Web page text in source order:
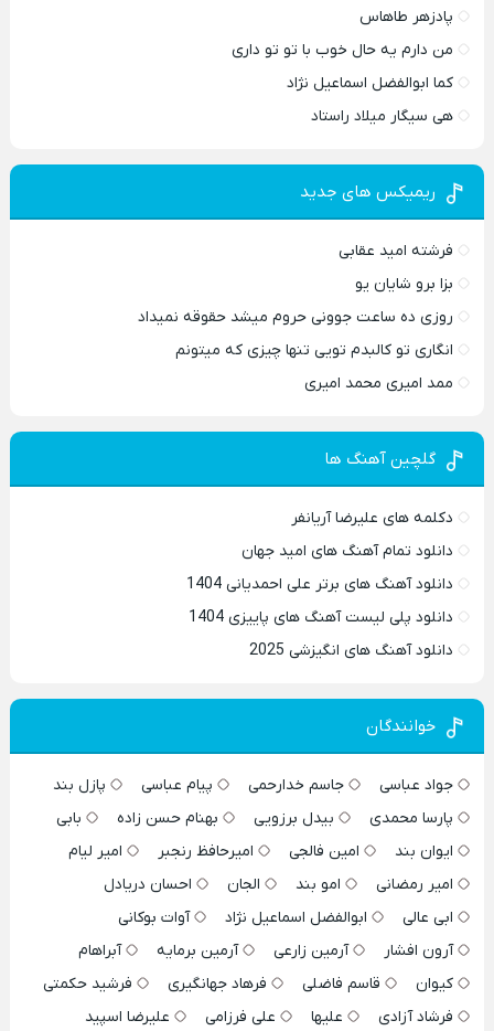
پادزهر طاهاس
من دارم یه حال خوب با تو تو داری
کما ابوالفضل اسماعیل نژاد
هی سیگار میلاد راستاد
ریمیکس های جدید
فرشته امید عقابی
بزا برو شایان یو
روزی ده ساعت جوونی حروم میشد حقوقه نمیداد
انگاری تو کالبدم تویی تنها چیزی که میتونم
ممد امیری محمد امیری
گلچین آهنگ ها
دکلمه های علیرضا آریانفر
دانلود تمام آهنگ های امید جهان
دانلود آهنگ های برتر علی احمدیانی 1404
دانلود پلی لیست آهنگ های پاییزی 1404
دانلود آهنگ های انگیزشی 2025
خوانندگان
جواد عباسی جاسم خدارحمی پیام عباسی
پازل بند
پارسا محمدی
بیدل برزویی بهنام حسن زاده
بابی
ایوان بند
امین فالجی امیرحافظ رنجبر
امیر لیام
امیر رمضانی
امو بند الجان
احسان دریادل
ابی عالی
ابوالفضل اسماعیل نژاد
آوات بوکانی
آرون افشار
آرمین زارعی آرمین برمایه
آبراهام
کیوان
قاسم فاضلی فرهاد جهانگیری
فرشید حکمتی
فرشاد آزادی
علیها علی فرزامی
علیرضا اسپید